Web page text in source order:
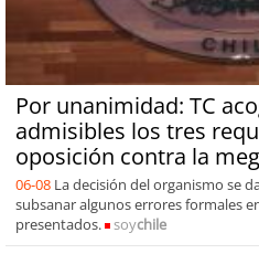
Por unanimidad: TC
admisibles los tres
oposición contra la
06-08 La decisión del organismo se
subsanar algunos errores formales
presentados.
soychile